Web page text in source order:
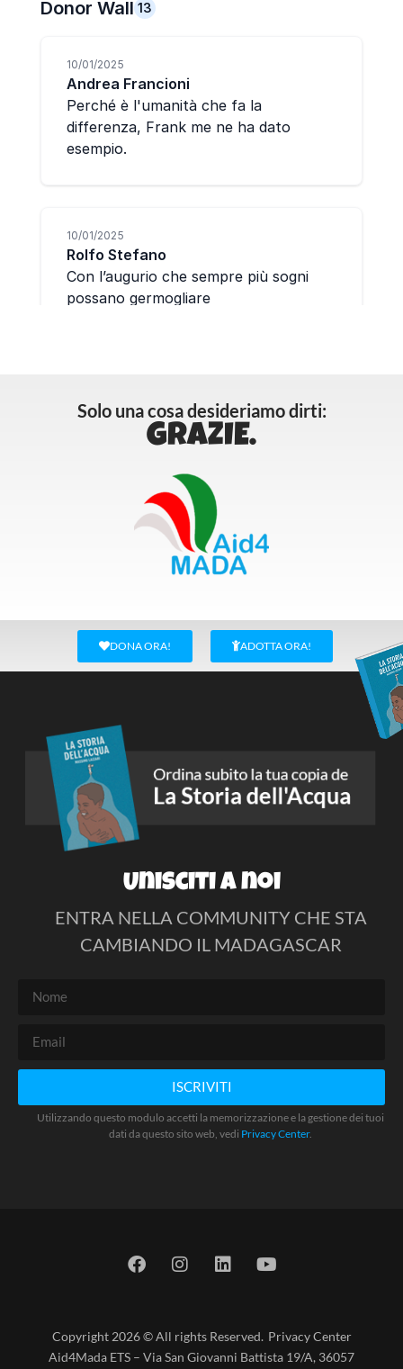
Solo una cosa desideriamo dirti:
GRAZIE.
DONA ORA! ADOTTA ORA!
Unisciti a noi
ENTRA NELLA COMMUNITY CHE STA
CAMBIANDO IL MADAGASCAR
ISCRIVITI
Utilizzando questo modulo accetti la memorizzazione e la gestione dei tuoi
dati da questo sito web, vedi Privacy Center.
Copyright 2026 © All rights Reserved. Privacy Center
Aid4Mada ETS – Via San Giovanni Battista 19/A, 36057